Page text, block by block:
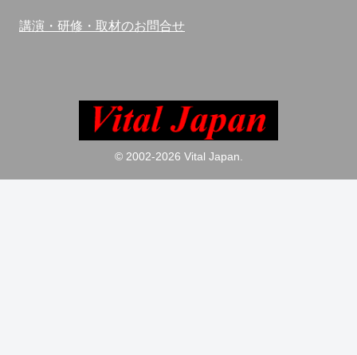
講演・研修・取材のお問合せ
© 2002-2026 Vital Japan.